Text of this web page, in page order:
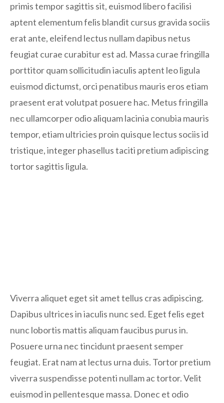
primis tempor sagittis sit, euismod libero facilisi
aptent elementum felis blandit cursus gravida sociis
erat ante, eleifend lectus nullam dapibus netus
feugiat curae curabitur est ad. Massa curae fringilla
porttitor quam sollicitudin iaculis aptent leo ligula
euismod dictumst, orci penatibus mauris eros etiam
praesent erat volutpat posuere hac. Metus fringilla
nec ullamcorper odio aliquam lacinia conubia mauris
tempor, etiam ultricies proin quisque lectus sociis id
tristique, integer phasellus taciti pretium adipiscing
tortor sagittis ligula.
Viverra aliquet eget sit amet tellus cras adipiscing.
Dapibus ultrices in iaculis nunc sed. Eget felis eget
nunc lobortis mattis aliquam faucibus purus in.
Posuere urna nec tincidunt praesent semper
feugiat. Erat nam at lectus urna duis. Tortor pretium
viverra suspendisse potenti nullam ac tortor. Velit
euismod in pellentesque massa. Donec et odio